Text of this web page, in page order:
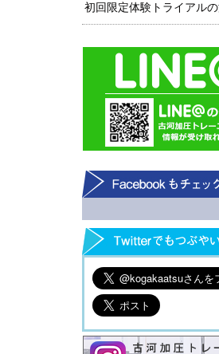
初回限定体験トライアル